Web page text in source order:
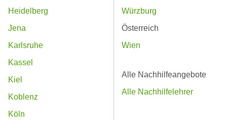
Heidelberg
Jena
Karlsruhe
Kassel
Kiel
Koblenz
Köln
Würzburg
Österreich
Wien
Alle Nachhilfeangebote
Alle Nachhilfelehrer